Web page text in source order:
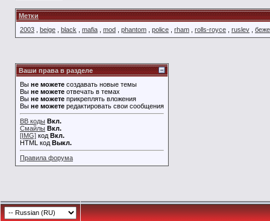
Метки
2003
beige black mafia mod phantom police rham rolls-royce ruslev
Ваши права в разделе
Вы не можете создавать новые темы
Вы не можете отвечать в темах
Вы не можете прикреплять вложения
Вы не можете редактировать свои сообщения
BB коды Вкл.
Смайлы Вкл.
[IMG] код Вкл.
HTML код Выкл.
Правила форума